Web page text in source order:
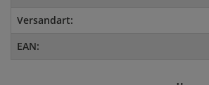
Versandart:
EAN: